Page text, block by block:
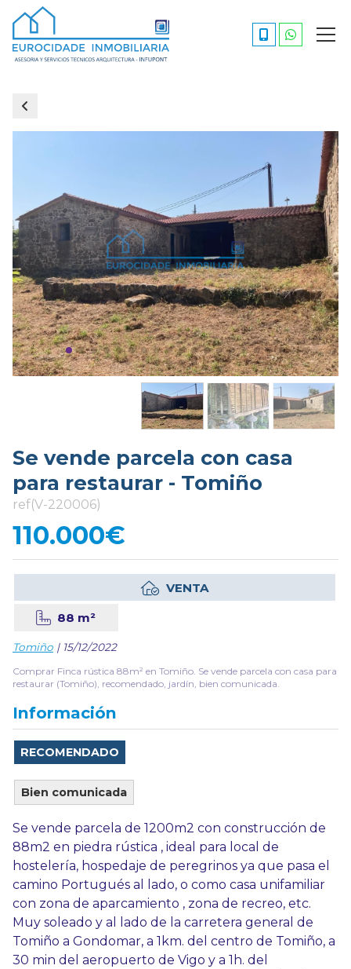
Se vende parcela con casa
para restaurar - Tomiño
ref(V-220006)
110.000€
VENTA
88 m²
Tomiño | 15/12/2022
Comprar Finca rústica 88m² en Tomiño. Se vende parcela con casa para
restaurar (Tomiño), recomendado, jardín, bien comunicada.
Información
RECOMENDADO
Bien comunicada
Se vende parcela de 1200m2 con construcción de
88m2 en piedra rústica , ideal para local de
hostelería, hospedaje de peregrinos ya que pasa el
camino Portugués al lado, o como casa unifamiliar
con zona de aparcamiento , zona de recreo, etc.
Muy soleado y al lado de la carretera general de
Tomiño a Gondomar, a 1km. del centro de Tomiño, a
30 min del aeropuerto de Vigo y a 1h. del